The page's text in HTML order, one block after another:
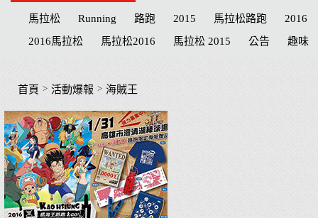
馬拉松 Running 路跑 2015 馬拉松路跑
2016
2016馬拉松
馬拉松2016 馬拉松 2015 公告
趣味
志工
台北市 台中
宜蘭縣
臺中市 心得 田中馬拉松
參賽
屏東縣 臺南 心得文
首頁 > 活動爆報 > 海賊王